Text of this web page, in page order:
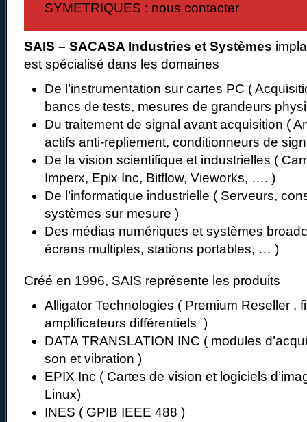
SYMETRIQUES : nous contacter
SAIS – SACASA Industries et Systèmes
est spécialisé dans les domaines
De l’instrumentation sur cartes PC (
bancs de tests, mesures de grandeurs
Du traitement de signal avant acquisition (
actifs anti-repliement, conditionneurs de
De la vision scientifique et industrielles (
Imperx, Epix Inc, Bitflow, Vieworks, …. )
De l’informatique industrielle ( Serveurs,
systèmes sur mesure )
Des médias numériques et systèmes
écrans multiples, stations portables, … )
Créé en 1996, SAIS représente les produits
Alligator Technologies ( Premium Reseller ,
amplificateurs différentiels )
DATA TRANSLATION INC ( modules
son et vibration )
EPIX Inc ( Cartes de vision et logiciels
Linux)
INES ( GPIB IEEE 488 )